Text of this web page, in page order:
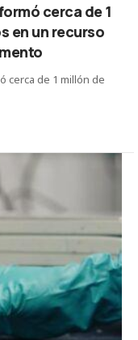
cerca de 1
en un recurso
cerca de 1 millón de